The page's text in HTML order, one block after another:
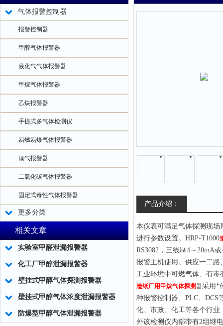
气体报警控制器
报警控制器
甲醇气体报警器
液化气气体报警器
甲烷气体报警器
乙炔报警器
手提式多气体检测仪
易燃易爆气体报警器
溴气报警器
二氧化碳气体报警器
固定式毒性气体报警器
更多分类
相关文章
实验室甲醛泄漏报警器
化工厂甲醇泄漏报警器
壁挂式甲醇气体探测报警器
壁挂式甲醇气体浓度泄漏报警器
防爆型甲醇气体泄漏报警器
产品介绍：
本仪表可满足气体探测现场
进行参数设置。HRP-T1000
RS3082，三线制4～20mA
报警主机使用。供应一二路
工业环境中可燃气体、有
造纸厂用甲烷气体探测器采用*
种报警控制器、PLC、
化、市政、化工等各个行业
外该检测仪内部带有2组继